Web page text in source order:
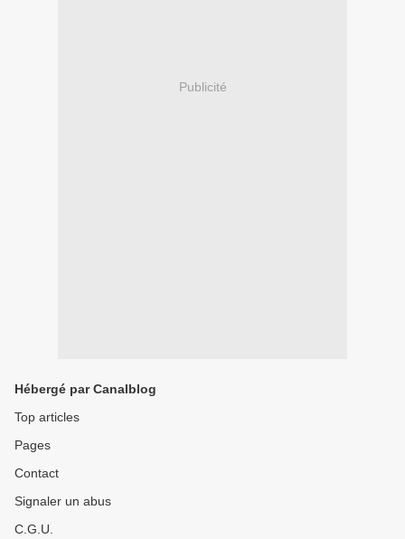
Publicité
Hébergé par Canalblog
Top articles
Pages
Contact
Signaler un abus
C.G.U.